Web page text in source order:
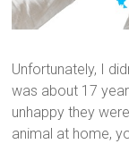
Unfortunately, I
was about 17
unhappy they
animal at home,